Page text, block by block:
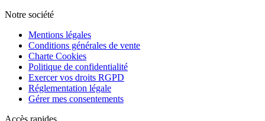
Notre société
Mentions légales
Conditions générales de vente
Charte Cookies
Politique de confidentialité
Exercer vos droits RGPD
Réglementation légale
Gérer mes consentements
Accès rapides